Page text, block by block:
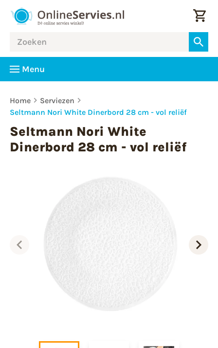
Menu
Home
Serviezen
Seltmann Nori White Dinerbord 28 cm - vol reliëf
Seltmann Nori White
Dinerbord 28 cm - vol reliëf